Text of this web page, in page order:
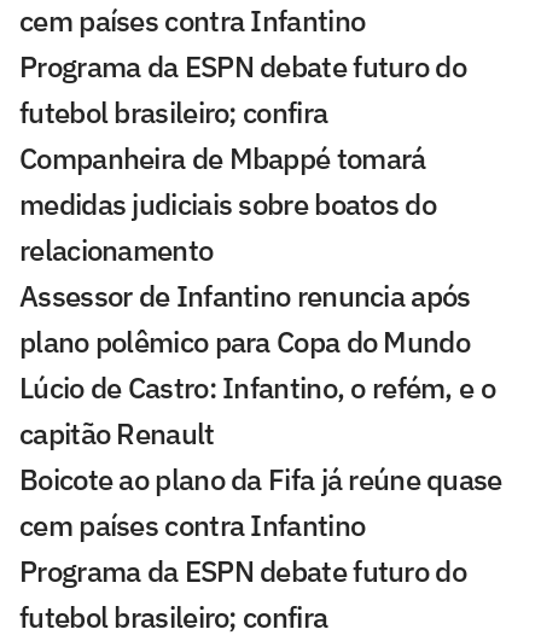
cem países contra Infantino
Programa da ESPN debate futuro do
futebol brasileiro; confira
Companheira de Mbappé tomará
medidas judiciais sobre boatos do
relacionamento
Assessor de Infantino renuncia após
plano polêmico para Copa do Mundo
Lúcio de Castro: Infantino, o refém, e o
capitão Renault
Boicote ao plano da Fifa já reúne quase
cem países contra Infantino
Programa da ESPN debate futuro do
futebol brasileiro; confira